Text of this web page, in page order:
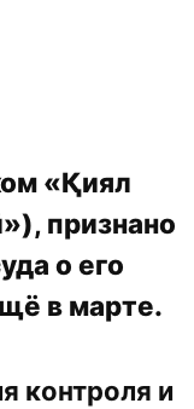
«Қиял
признано
о его
в марте.
контроля и